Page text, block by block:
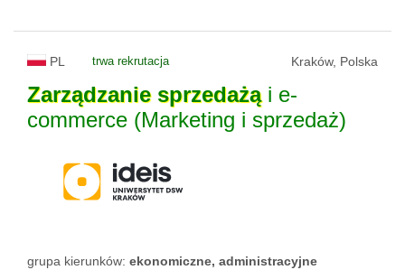
PL trwa rekrutacja Kraków, Polska
Zarządzanie sprzedażąi e-
commerce (Marketing i sprzedaż)
grupa kierunków: ekonomiczne, administracyjne